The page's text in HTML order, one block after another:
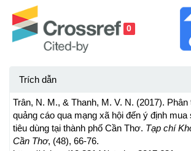
0
Trích dẫn
Trân, N. M., & Thanh, M. V. N. (2017).
quảng cáo qua mạng xã hội đến ý định
tiêu dùng tại thành phố Cần Thơ. Tạp chí
Cần Thơ, (48), 66-76.